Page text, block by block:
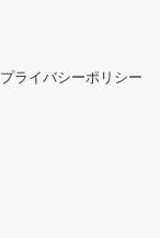
プライバシーポリシー